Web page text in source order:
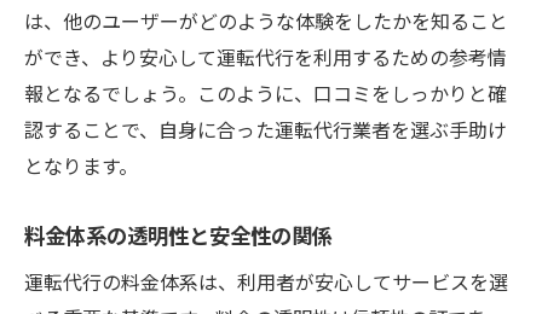
は、他のユーザーがどのような体験をしたかを知ること
ができ、より安心して運転代行を利用するための参考情
報となるでしょう。このように、口コミをしっかりと確
認することで、自身に合った運転代行業者を選ぶ手助け
となります。
料金体系の透明性と安全性の関係
運転代行の料金体系は、利用者が安心してサービスを選